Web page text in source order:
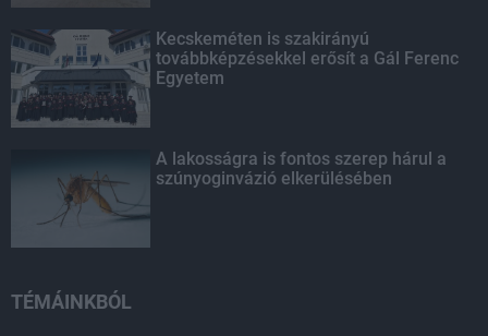
Kecskeméten is szakirányú
továbbképzésekkel erősít a Gál Ferenc
Egyetem
A lakosságra is fontos szerep hárul a
szúnyoginvázió elkerülésében
TÉMÁINKBÓL